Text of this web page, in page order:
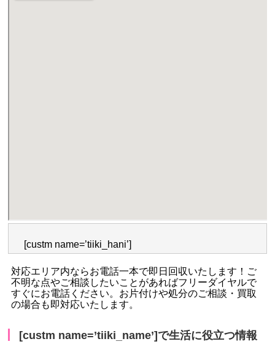
[custm name=’tiiki_hani’]
対応エリア内ならお電話一本で即日回収いたします！ご
不明な点やご相談したいことがあればフリーダイヤルで
すぐにお電話ください。お片付けや処分のご相談・買取
の場合も即対応いたします。
[custm name=’tiiki_name’]で生活に役立つ情報